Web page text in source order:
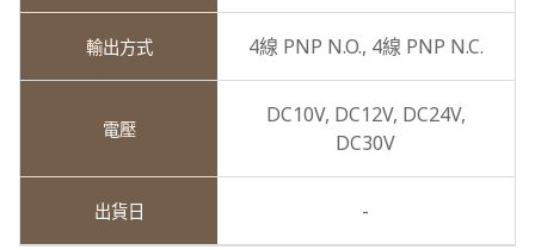
4線 PNP N.O., 4線 PNP N.C.
DC10V, DC12V, DC24V,
DC30V
-